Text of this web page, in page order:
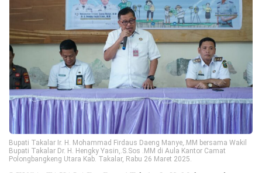
2026
lensasulsel.com
.
All
Right
Reserved
Bupati Takalar Ir. H. Mohammad Firdaus Daeng Manye,.MM bersama Wakil
Bupati Takalar Dr. H. Hengky Yasin,.S.Sos .MM di Aula Kantor Camat
Polongbangkeng Utara Kab. Takalar, Rabu 26 Maret 2025.